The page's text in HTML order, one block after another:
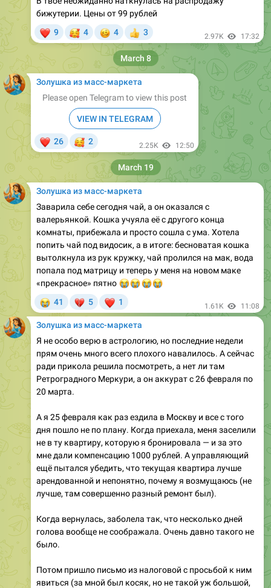
9 4
🥴
4
👍
3
Золушка из масс-маркета
Please open Telegram to view this post
VIEW IN TELEGRAM
2 2.25K
March 8
Золушка из масс-маркета
Заварила себе сегодня чай, а он оказался с
валерьянкой. Кошка учуяла её с другого конца
комнаты, прибежала и просто сошла с ума. Хотела
попить чай под видосик, а в итоге: бесноватая кошка
вытолкнула из рук кружку, чай пролился на мак, вода
попала под матрицу и теперь у меня на новом маке
«прекрасное» пятно
😭
😭
😭
😭
41 5
❤
1
March 19
Золушка из масс-маркета
Я не особо верю в астрологию, но последние недели
прям очень много всего плохого навалилось. А сейчас
ради прикола решила посмотреть, а нет ли там
Ретроградного Меркури, а он аккурат с 26 февраля по
20 марта.
А я 25 февраля как раз ездила в Москву и все с того
не в ту квартиру, которую я бронировала — и за это
мне дали компенсацию 1000 рублей. А управляющий
ещё пытался убедить, что текущая квартира лучше
арендованной и непонятно, почему я возмущаюсь (не
лучше, там совершенно разный ремонт был).
Когда вернулась, заболела так, что несколько дней
было.
Потом пришло письмо из налоговой с просьбой к ним
чтобы вызывать меня в ФНС, имхо, могли бы просто
штраф прислать и всё). А я в другом городе и